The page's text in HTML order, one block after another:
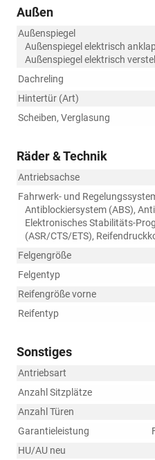
Außen
Außenspiegel
Außenspiegel elektrisch
Außenspiegel elektrisch
Dachreling
Hintertür (Art)
Scheiben, Verglasung
Räder & Technik
Antriebsachse
Fahrwerk- und
Antiblockiersystem (ABS),
Elektronisches Stabilitäts-
(ASR/CTS/ETS),
Felgengröße
Felgentyp
Reifengröße vorne
Reifentyp
Sonstiges
Antriebsart
Anzahl Sitzplätze
Anzahl Türen
Garantieleistung
HU/AU neu